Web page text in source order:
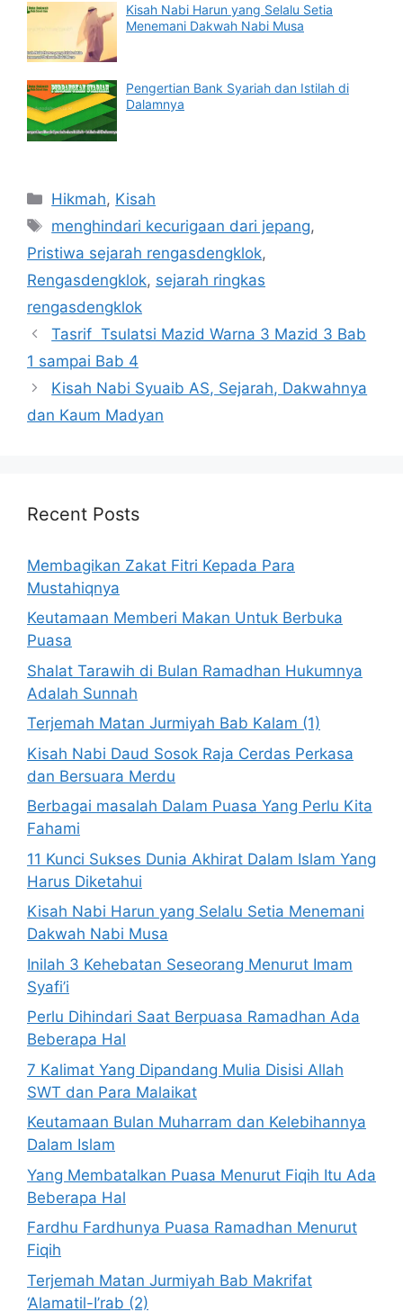
Kisah Nabi Harun yang Selalu Setia
Menemani Dakwah Nabi Musa
Pengertian Bank Syariah dan Istilah di
Dalamnya
Categories
Hikmah, Kisah
Tags
menghindari kecurigaan dari jepang,
Pristiwa sejarah rengasdengklok,
Rengasdengklok, sejarah ringkas
rengasdengklok
Tasrif Tsulatsi Mazid Warna 3 Mazid 3 Bab
1 sampai Bab 4
Kisah Nabi Syuaib AS, Sejarah, Dakwahnya
dan Kaum Madyan
Recent Posts
Membagikan Zakat Fitri Kepada Para
Mustahiqnya
Keutamaan Memberi Makan Untuk Berbuka
Puasa
Shalat Tarawih di Bulan Ramadhan Hukumnya
Adalah Sunnah
Terjemah Matan Jurmiyah Bab Kalam (1)
Kisah Nabi Daud Sosok Raja Cerdas Perkasa
dan Bersuara Merdu
Berbagai masalah Dalam Puasa Yang Perlu Kita
Fahami
11 Kunci Sukses Dunia Akhirat Dalam Islam Yang
Harus Diketahui
Kisah Nabi Harun yang Selalu Setia Menemani
Dakwah Nabi Musa
Inilah 3 Kehebatan Seseorang Menurut Imam
Syafi’i
Perlu Dihindari Saat Berpuasa Ramadhan Ada
Beberapa Hal
7 Kalimat Yang Dipandang Mulia Disisi Allah
SWT dan Para Malaikat
Keutamaan Bulan Muharram dan Kelebihannya
Dalam Islam
Yang Membatalkan Puasa Menurut Fiqih Itu Ada
Beberapa Hal
Fardhu Fardhunya Puasa Ramadhan Menurut
Fiqih
Terjemah Matan Jurmiyah Bab Makrifat
‘Alamatil-I’rab (2)